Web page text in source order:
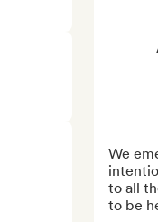
We
to all
to be